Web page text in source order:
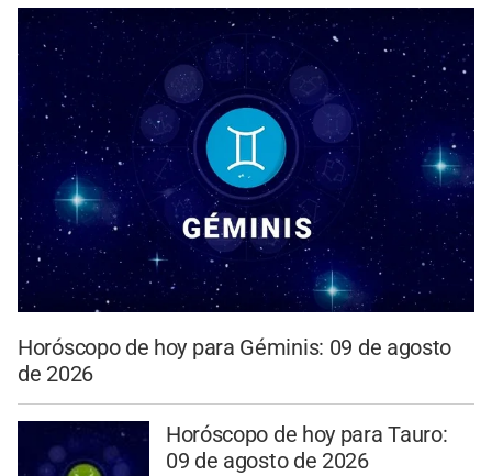
Horóscopo de hoy para Géminis: 09 de agosto
de 2026
Horóscopo de hoy para Tauro:
09 de agosto de 2026